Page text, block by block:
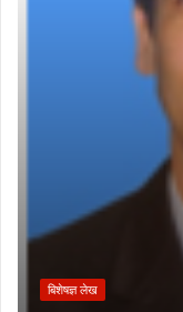
बिशेषज्ञ लेख